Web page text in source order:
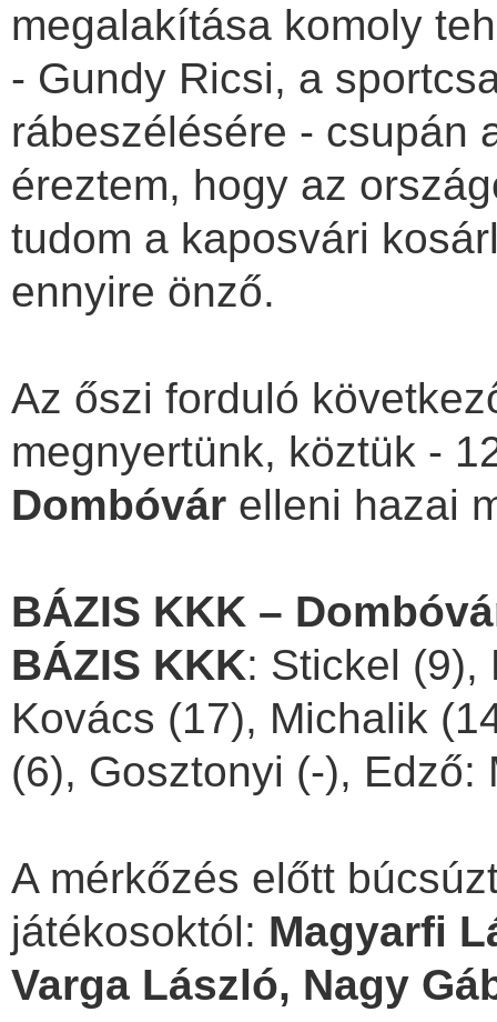
megalakítása komoly
- Gundy Ricsi, a
rábeszélésére - csupán
éreztem, hogy az
tudom a kaposvári
ennyire önző.
Az őszi forduló
megnyertünk, köztük -
Dombóvár elleni hazai
BÁZIS KKK –
BÁZIS KKK: Stickel (9),
Kovács (17), Michalik
(6), Gosztonyi (-), Edző:
A mérkőzés előtt
játékosoktól: Magyarfi
Varga László, Nagy